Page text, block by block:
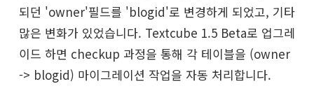
되던 'owner'필드를 'blogid'로 변경하게 되었고, 기타
많은 변화가 있었습니다. Textcube 1.5 Beta로 업그레
이드 하면 checkup 과정을 통해 각 테이블을 (owner
-> blogid) 마이그레이션 작업을 자동 처리합니다.